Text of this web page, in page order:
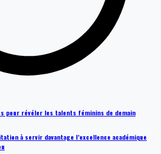
pour révéler les talents féminins de demain
à servir davantage l’excellence académique